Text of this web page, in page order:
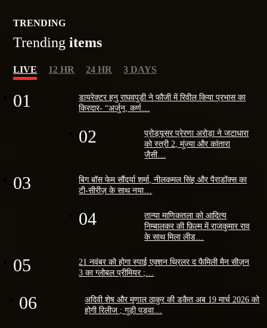
TRENDING
Trendingitems
LIVE 12 HR 24 HR 3 DAYS
01
डायरेक्टर हनु राघवपुडी ने फौजी में रिवील किया प्रभास का
किरदार- “अर्जुन, कर्ण…
02
प्रोड्यूसर प्रेरणा अरोड़ा ने जटाधारा
को स्त्री 2, मुंज्या और कांतारा
जैसी…
03
बिग बॉस फेम सौंदर्या शर्मा, नीलकमल सिंह और पैराडॉक्स का
टी-सीरीज़ के साथ नया…
04
तान्या माणिकतला को आदित्य
निम्बालकर की फ़िल्म में राजकुमार राव
के साथ मिला लीड…
05
21 नवंबर को होगा स्पाई एक्शन थ्रिलर द फैमिली मैन सीज़न
3 का ग्लोबल प्रीमियर ;…
06
अदिवी शेष और मृणाल ठाकुर की डकैत अब 19 मार्च 2026 को
होगी रिलीज ; गुड़ी पड़वा…